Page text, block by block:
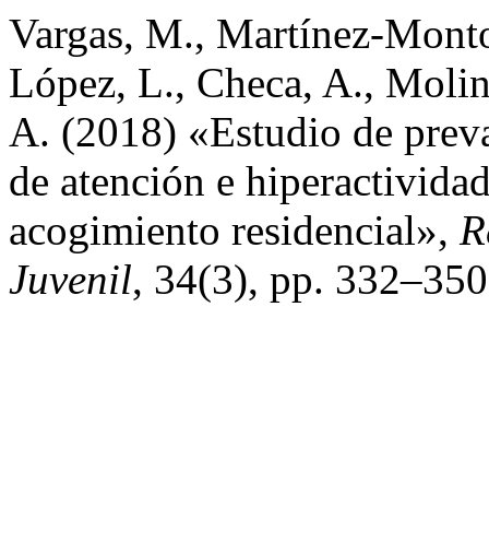
Vargas, M., Martínez-
López, L., Checa, A.,
A. (2018) «Estudio de
de atención e
acogimiento residencial»,
Juvenil, 34(3), pp.